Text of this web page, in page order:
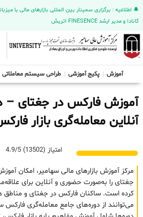
کانادا و مدیر ارشد FINESENCE اتریش
آموزش پکیج آموزشی طراحی سیستم معاملاتی
آموزش فارکس در جغتای –
آنلاین معامله‌گری بازار
امتیاز (13502) 4.9/5
مرکز آموزش بازارهای مالی سهامیر، امکان
جغتای را به‌صورت حضوری و آنلاین برای
کرده است. ساکنان فارکس در جغتای و مناطق
می‌توانند از دوره‌های جامع معامله‌گری فارکس